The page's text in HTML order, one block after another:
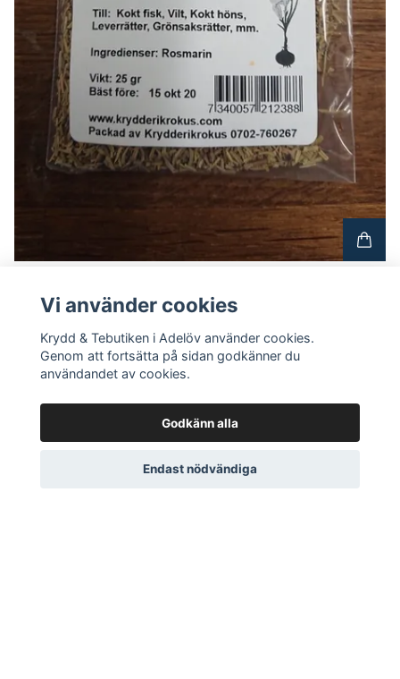
Vi använder cookies
Krydd & Tebutiken i Adelöv använder cookies.
Genom att fortsätta på sidan godkänner du
användandet av cookies.
Godkänn alla
Endast nödvändiga